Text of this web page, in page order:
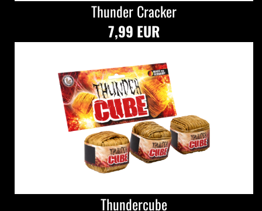
Thunder Cracker
7,99 EUR
Thundercube